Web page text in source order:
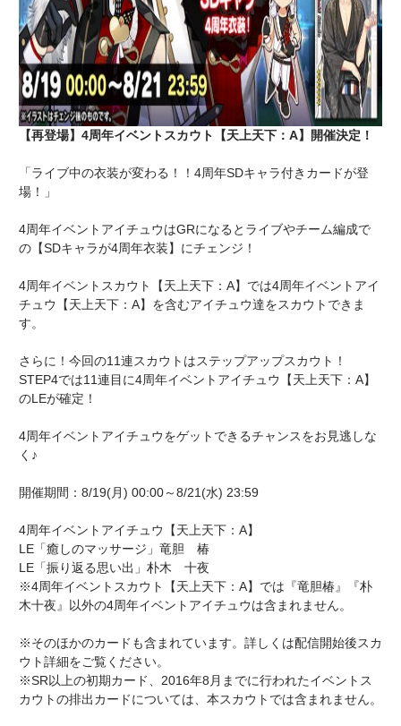
【再登場】4周年イベントスカウト【天上天下：A】開催決定！
「ライブ中の衣装が変わる！！4周年SDキャラ付きカードが登
場！」
4周年イベントアイチュウはGRになるとライブやチーム編成で
の【SDキャラが4周年衣装】にチェンジ！
4周年イベントスカウト【天上天下：A】では4周年イベントアイ
チュウ【天上天下：A】を含むアイチュウ達をスカウトできま
す。
さらに！今回の11連スカウトはステップアップスカウト！
STEP4では11連目に4周年イベントアイチュウ【天上天下：A】
のLEが確定！
4周年イベントアイチュウをゲットできるチャンスをお見逃しな
く♪
開催期間：8/19(月) 00:00～8/21(水) 23:59
4周年イベントアイチュウ【天上天下：A】
LE「癒しのマッサージ」竜胆 椿
LE「振り返る思い出」朴木 十夜
※4周年イベントスカウト【天上天下：A】では『竜胆椿』『朴
木十夜』以外の4周年イベントアイチュウは含まれません。
※そのほかのカードも含まれています。詳しくは配信開始後スカ
ウト詳細をご覧ください。
※SR以上の初期カード、2016年8月までに行われたイベントス
カウトの排出カードについては、本スカウトでは含まれません。